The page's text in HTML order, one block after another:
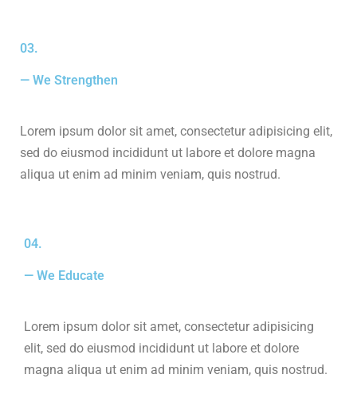
03.
— We Strengthen
Lorem ipsum dolor sit amet, consectetur adipisicing elit,
sed do eiusmod incididunt ut labore et dolore magna
aliqua ut enim ad minim veniam, quis nostrud.
04.
— We Educate
Lorem ipsum dolor sit amet, consectetur adipisicing
elit, sed do eiusmod incididunt ut labore et dolore
magna aliqua ut enim ad minim veniam, quis nostrud.